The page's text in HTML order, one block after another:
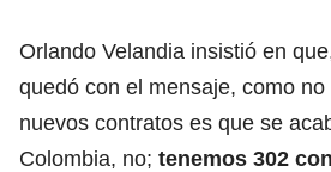
Orlando Velandia insistió en
quedó con el mensaje, como
nuevos contratos es que se
Colombia, no; tenemos 302